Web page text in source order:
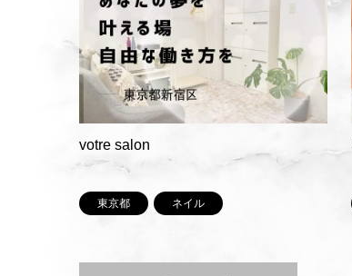
votre salon
東京都 ネイル